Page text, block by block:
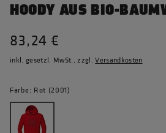
HOODY AUS BIO-
83,24 €
inkl. gesetzl. MwSt., zzgl.Versandkosten
Farbe: Rot (2001)